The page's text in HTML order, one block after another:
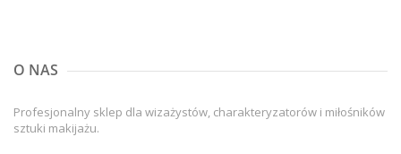
O NAS
Profesjonalny sklep dla wizażystów, charakteryzatorów i miłośników
sztuki makijażu.